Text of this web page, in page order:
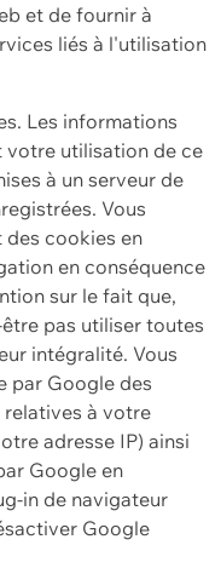
et de fournir à
liés à l'utilisation
Les informations
votre utilisation de ce
à un serveur de
Vous
des cookies en
en conséquence
sur le fait que,
pas utiliser toutes
intégralité. Vous
par Google des
relatives à votre
adresse IP) ainsi
Google en
in de navigateur
Google